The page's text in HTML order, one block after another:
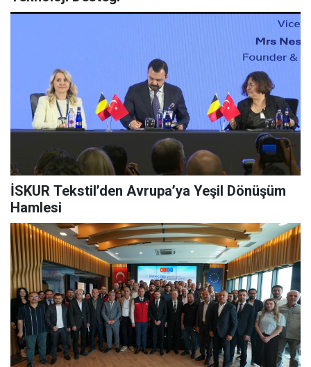
İSKUR Tekstil’den Avrupa’ya Yeşil Dönüşüm
Hamlesi